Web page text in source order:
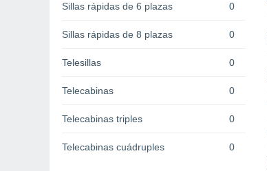
Sillas rápidas de 6 plazas 0
Sillas rápidas de 8 plazas 0
Telesillas 0
Telecabinas 0
Telecabinas triples 0
Telecabinas cuádruples 0